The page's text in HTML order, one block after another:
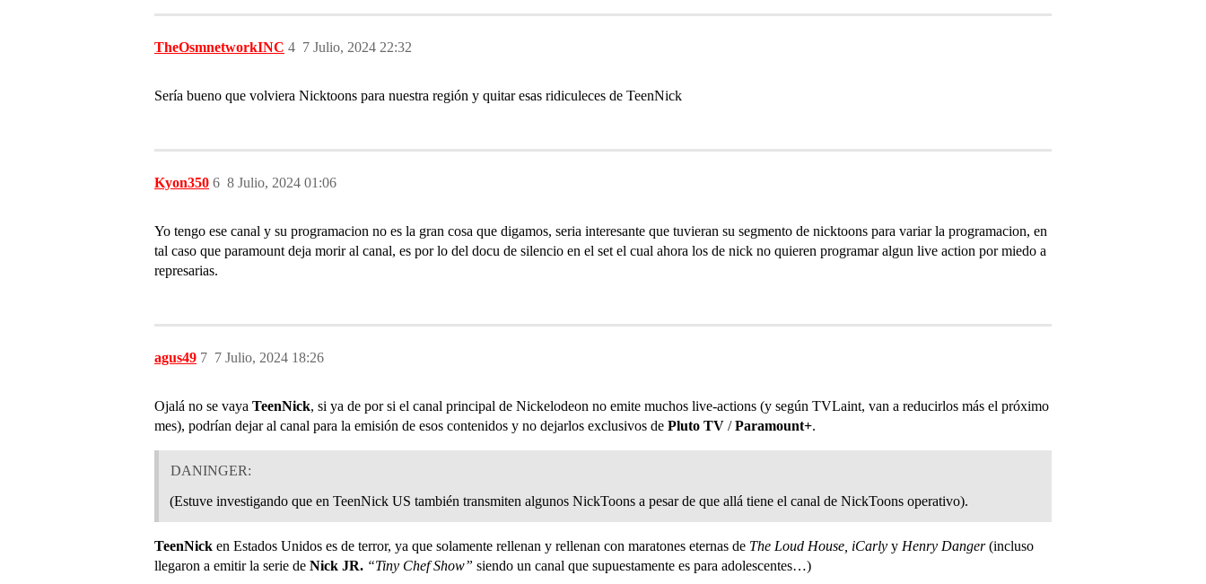
TheOsmnetworkINC 7 Julio, 2024 22:32
4
Sería bueno que volviera Nicktoons para nuestra región y quitar esas ridiculeces de TeenNick
Kyon350 8 Julio, 2024 01:06
6
Yo tengo ese canal y su programacion no es la gran cosa que digamos, seria interesante que tuvieran su segmento de nicktoons para variar la programacion, en
tal caso que paramount deja morir al canal, es por lo del docu de silencio en el set el cual ahora los de nick no quieren programar algun live action por miedo a
represarias.
agus49 7 Julio, 2024 18:26
7
Ojalá no se vaya TeenNick, si ya de por si el canal principal de Nickelodeon no emite muchos live-actions (y según TVLaint, van a reducirlos más el próximo
mes), podrían dejar al canal para la emisión de esos contenidos y no dejarlos exclusivos de Pluto TV /Paramount+.
DANINGER:
(Estuve investigando que en TeenNick US también transmiten algunos NickToons a pesar de que allá tiene el canal de NickToons operativo).
TeenNick en Estados Unidos es de terror, ya que solamente rellenan y rellenan con maratones eternas de The Loud House, iCarly y Henry Danger(incluso
llegaron a emitir la serie de Nick JR. “Tiny Chef Show” siendo un canal que supuestamente es para adolescentes…)